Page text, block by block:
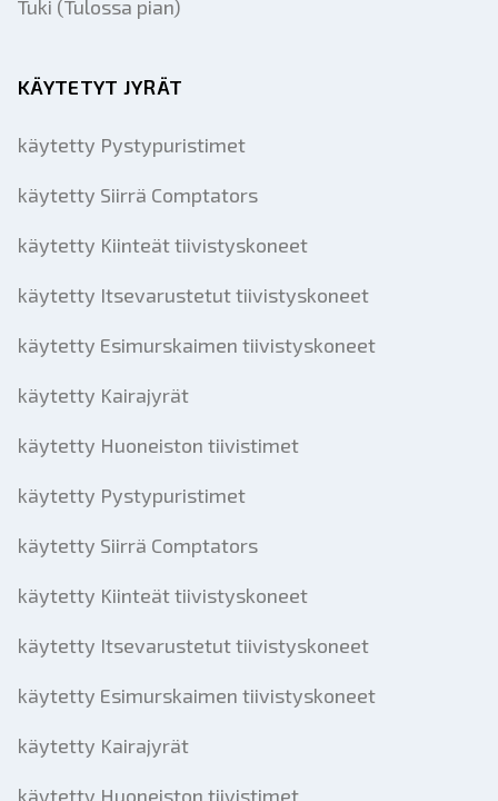
Tuki (Tulossa pian)
KÄYTETYT JYRÄT
käytetty Pystypuristimet
käytetty Siirrä Comptators
käytetty Kiinteät tiivistyskoneet
käytetty Itsevarustetut tiivistyskoneet
käytetty Esimurskaimen tiivistyskoneet
käytetty Kairajyrät
käytetty Huoneiston tiivistimet
käytetty Pystypuristimet
käytetty Siirrä Comptators
käytetty Kiinteät tiivistyskoneet
käytetty Itsevarustetut tiivistyskoneet
käytetty Esimurskaimen tiivistyskoneet
käytetty Kairajyrät
käytetty Huoneiston tiivistimet